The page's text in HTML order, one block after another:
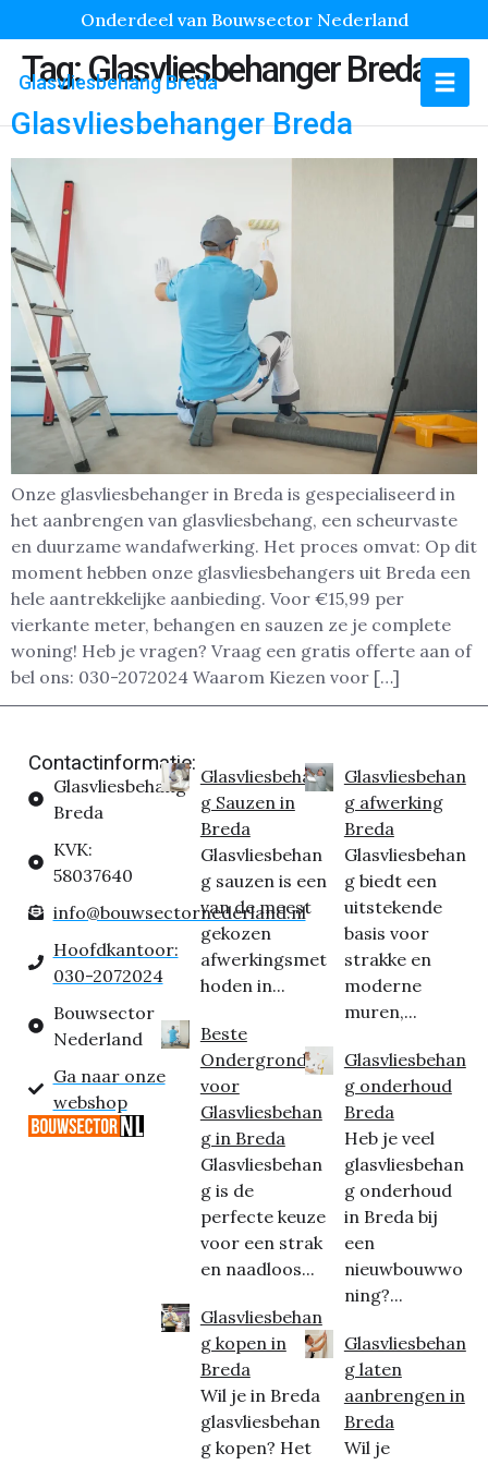
Onderdeel van Bouwsector Nederland
Glasvliesbehang Breda
Tag:Glasvliesbehanger Breda
Glasvliesbehanger Breda
Onze glasvliesbehanger in Breda is gespecialiseerd in
het aanbrengen van glasvliesbehang, een scheurvaste
en duurzame wandafwerking. Het proces omvat: Op dit
moment hebben onze glasvliesbehangers uit Breda een
hele aantrekkelijke aanbieding. Voor €15,99 per
vierkante meter, behangen en sauzen ze je complete
woning! Heb je vragen? Vraag een gratis offerte aan of
bel ons: 030-2072024 Waarom Kiezen voor […]
Contactinformatie:
Glasvliesbehang
Breda
KVK:
58037640
info@bouwsectornederland.nl
Hoofdkantoor:
030-2072024
Bouwsector
Nederland
Ga naar onze
webshop
Glasvliesbehan
g Sauzen in
Breda
Glasvliesbehan
g sauzen is een
van de meest
gekozen
afwerkingsmet
hoden in...
Beste
Ondergrond
voor
Glasvliesbehan
g in Breda
Glasvliesbehan
g is de
perfecte keuze
voor een strak
en naadloos...
Glasvliesbehan
g kopen in
Breda
Wil je in Breda
glasvliesbehan
g kopen? Het
Glasvliesbehan
g afwerking
Breda
Glasvliesbehan
g biedt een
uitstekende
basis voor
strakke en
moderne
muren,...
Glasvliesbehan
g onderhoud
Breda
Heb je veel
glasvliesbehan
g onderhoud
in Breda bij
een
nieuwbouwwo
ning?...
Glasvliesbehan
g laten
aanbrengen in
Breda
Wil je